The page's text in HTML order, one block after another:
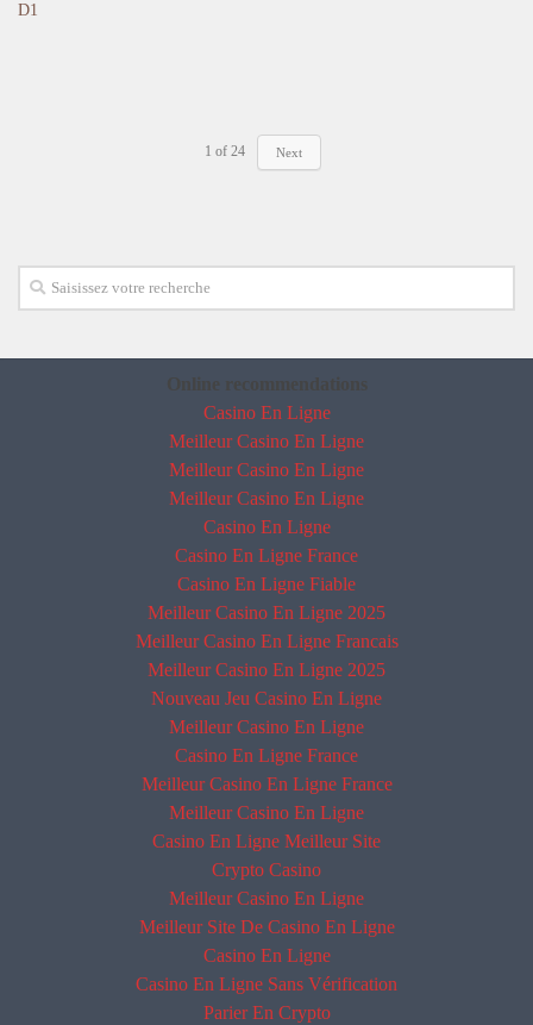
D1
1 of 24 Next
Online recommendations
Casino En Ligne
Meilleur Casino En Ligne
Meilleur Casino En Ligne
Meilleur Casino En Ligne
Casino En Ligne
Casino En Ligne France
Casino En Ligne Fiable
Meilleur Casino En Ligne 2025
Meilleur Casino En Ligne Francais
Meilleur Casino En Ligne 2025
Nouveau Jeu Casino En Ligne
Meilleur Casino En Ligne
Casino En Ligne France
Meilleur Casino En Ligne France
Meilleur Casino En Ligne
Casino En Ligne Meilleur Site
Crypto Casino
Meilleur Casino En Ligne
Meilleur Site De Casino En Ligne
Casino En Ligne
Casino En Ligne Sans Vérification
Parier En Crypto